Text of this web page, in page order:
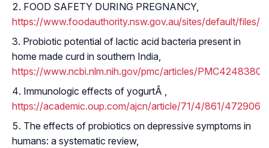
FOOD SAFETY DURING PREGNANCY,
https://www.foodauthority.nsw.gov.au/sites/default/files/
Probiotic potential of lactic acid bacteria present in
home made curd in southern India,
https://www.ncbi.nlm.nih.gov/pmc/articles/PMC4248380/
Immunologic effects of yogurtÂ ,
https://academic.oup.com/ajcn/article/71/4/861/4729065
The effects of probiotics on depressive symptoms in
humans: a systematic review,